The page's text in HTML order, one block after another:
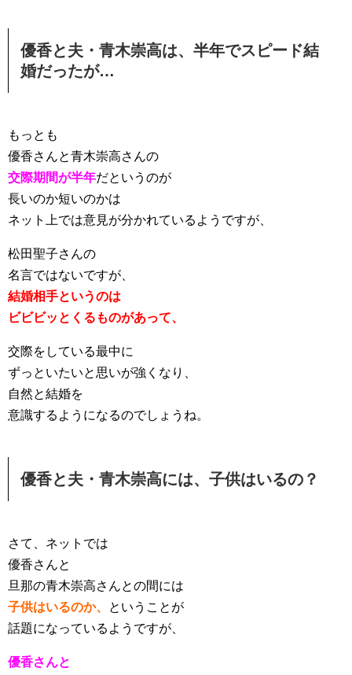
優香と夫・青木崇高は、半年でスピード結
婚だったが…
もっとも
優香さんと青木崇高さんの
交際期間が半年だというのが
長いのか短いのかは
ネット上では意見が分かれているようですが、
松田聖子さんの
名言ではないですが、
結婚相手というのは
ビビビッとくるものがあって、
交際をしている最中に
ずっといたいと思いが強くなり、
自然と結婚を
意識するようになるのでしょうね。
優香と夫・青木崇高には、子供はいるの？
さて、ネットでは
優香さんと
旦那の青木崇高さんとの間には
子供はいるのか、
ということが
話題になっているようですが、
優香さんと